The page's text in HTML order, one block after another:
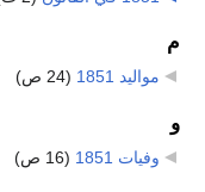
م
مواليد 1851 (24 ص)
و
وفيات 1851 (16 ص)